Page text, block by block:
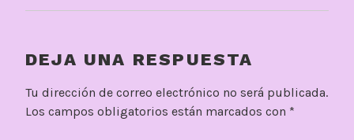
DEJA UNA RESPUESTA
Tu dirección de correo electrónico no será publicada.
Los campos obligatorios están marcados con *